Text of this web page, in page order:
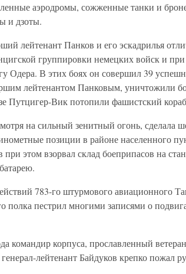
аэродромы, сожженные танки и
и дзоты.
лейтенант Панков и его эскадрилья
группировки немецких войск и
Одера. В этих боях он совершил 39
лейтенантом Панковым, уничтожили
Путцигер-Вик потопили фашистский
на сильный зенитный огонь, сделала
позиции в районе населенного
при этом взорвал склад боеприпасов на
783-го штурмового авиационного
полка пестрил многими записями о
командир корпуса, прославленный
лейтенант Байдуков крепко пожал